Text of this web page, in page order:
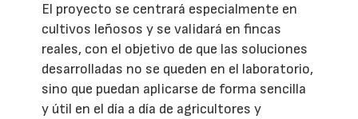
El proyecto se centrará especialmente en
cultivos leñosos y se validará en fincas
reales, con el objetivo de que las soluciones
desarrolladas no se queden en el laboratorio,
sino que puedan aplicarse de forma sencilla
y útil en el día a día de agricultores y